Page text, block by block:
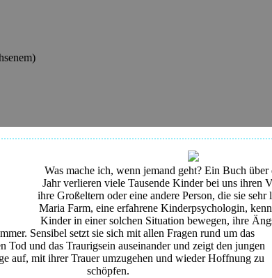
Was mache ich, wenn jemand geht? Ein Buch über
Jahr verlieren viele Tausende Kinder bei uns ihren
ihre Großeltern oder eine andere Person, die sie sehr
Maria Farm, eine erfahrene Kinderpsychologin,
Kinder in einer solchen Situation bewegen, ihre
Sensibel setzt sie sich mit allen Fragen rund um das
Tod und das Traurigsein auseinander und zeigt den jungen
auf, mit ihrer Trauer umzugehen und wieder Hoffnung zu
schöpfen.